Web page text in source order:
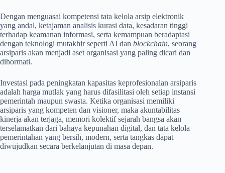
Dengan menguasai kompetensi tata kelola arsip elektronik
yang andal, ketajaman analisis kurasi data, kesadaran tinggi
terhadap keamanan informasi, serta kemampuan beradaptasi
dengan teknologi mutakhir seperti AI dan blockchain, seorang
arsiparis akan menjadi aset organisasi yang paling dicari dan
dihormati.
Investasi pada peningkatan kapasitas keprofesionalan arsiparis
adalah harga mutlak yang harus difasilitasi oleh setiap instansi
pemerintah maupun swasta. Ketika organisasi memiliki
arsiparis yang kompeten dan visioner, maka akuntabilitas
kinerja akan terjaga, memori kolektif sejarah bangsa akan
terselamatkan dari bahaya kepunahan digital, dan tata kelola
pemerintahan yang bersih, modern, serta tangkas dapat
diwujudkan secara berkelanjutan di masa depan.